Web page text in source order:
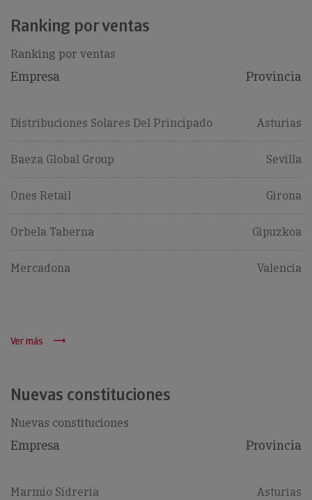
Ranking por ventas
Ranking por ventas
Empresa Provincia
Distribuciones Solares Del Principado Asturias
Baeza Global Group Sevilla
Ones Retail Girona
Orbela Taberna Gipuzkoa
Mercadona Valencia
Ver más
Nuevas constituciones
Nuevas constituciones
Empresa Provincia
Marmio Sidreria Asturias